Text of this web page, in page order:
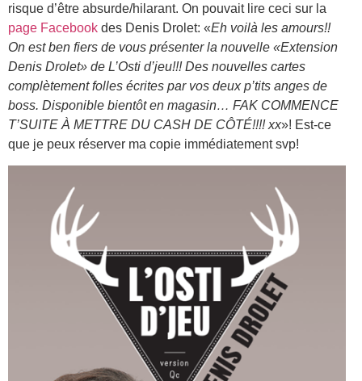
risque d’être absurde/hilarant. On pouvait lire ceci sur la
page Facebook des Denis Drolet: «Eh voilà les amours!!
On est ben fiers de vous présenter la nouvelle «Extension
Denis Drolet» de L’Osti d’jeu!!! Des nouvelles cartes
complètement folles écrites par vos deux p’tits anges de
boss. Disponible bientôt en magasin… FAK COMMENCE
T’SUITE À METTRE DU CASH DE CÔTÉ!!!! xx»! Est-ce
que je peux réserver ma copie immédiatement svp!